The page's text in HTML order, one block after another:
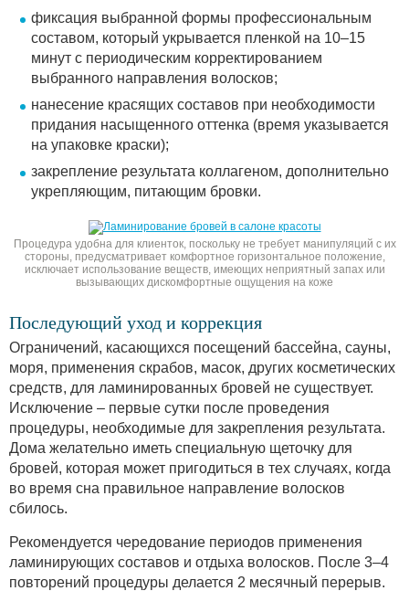
фиксация выбранной формы профессиональным
составом, который укрывается пленкой на 10–15
минут с периодическим корректированием
выбранного направления волосков;
нанесение красящих составов при необходимости
придания насыщенного оттенка (время указывается
на упаковке краски);
закрепление результата коллагеном, дополнительно
укрепляющим, питающим бровки.
Процедура удобна для клиенток, поскольку не требует манипуляций с их
стороны, предусматривает комфортное горизонтальное положение,
исключает использование веществ, имеющих неприятный запах или
вызывающих дискомфортные ощущения на коже
Последующий уход и коррекция
Ограничений, касающихся посещений бассейна, сауны,
моря, применения скрабов, масок, других косметических
средств, для ламинированных бровей не существует.
Исключение – первые сутки после проведения
процедуры, необходимые для закрепления результата.
Дома желательно иметь специальную щеточку для
бровей, которая может пригодиться в тех случаях, когда
во время сна правильное направление волосков
сбилось.
Рекомендуется чередование периодов применения
ламинирующих составов и отдыха волосков. После 3–4
повторений процедуры делается 2 месячный перерыв.